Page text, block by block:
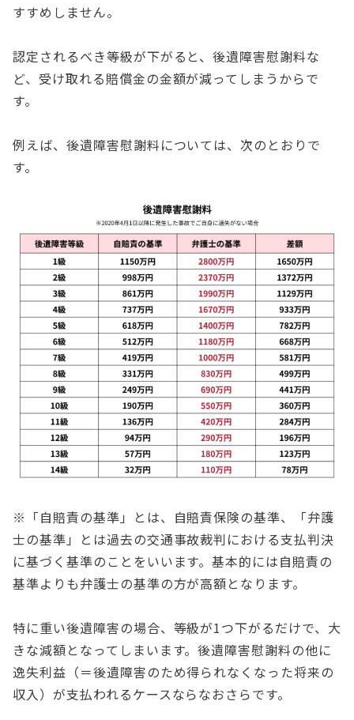
すすめしません。
認定されるべき等級が下がると、後遺障害慰謝料な
ど、受け取れる賠償金の金額が減ってしまうからで
す。
例えば、後遺障害慰謝料については、次のとおりで
す。
※「自賠責の基準」とは、自賠責保険の基準、「弁護
士の基準」とは過去の交通事故裁判における支払判決
に基づく基準のことをいいます。基本的には自賠責の
基準よりも弁護士の基準の方が高額となります。
特に重い後遺障害の場合、等級が1つ下がるだけで、大
きな減額となってしまいます。後遺障害慰謝料の他に
逸失利益（＝後遺障害のため得られなくなった将来の
収入）が支払われるケースならなおさらです。